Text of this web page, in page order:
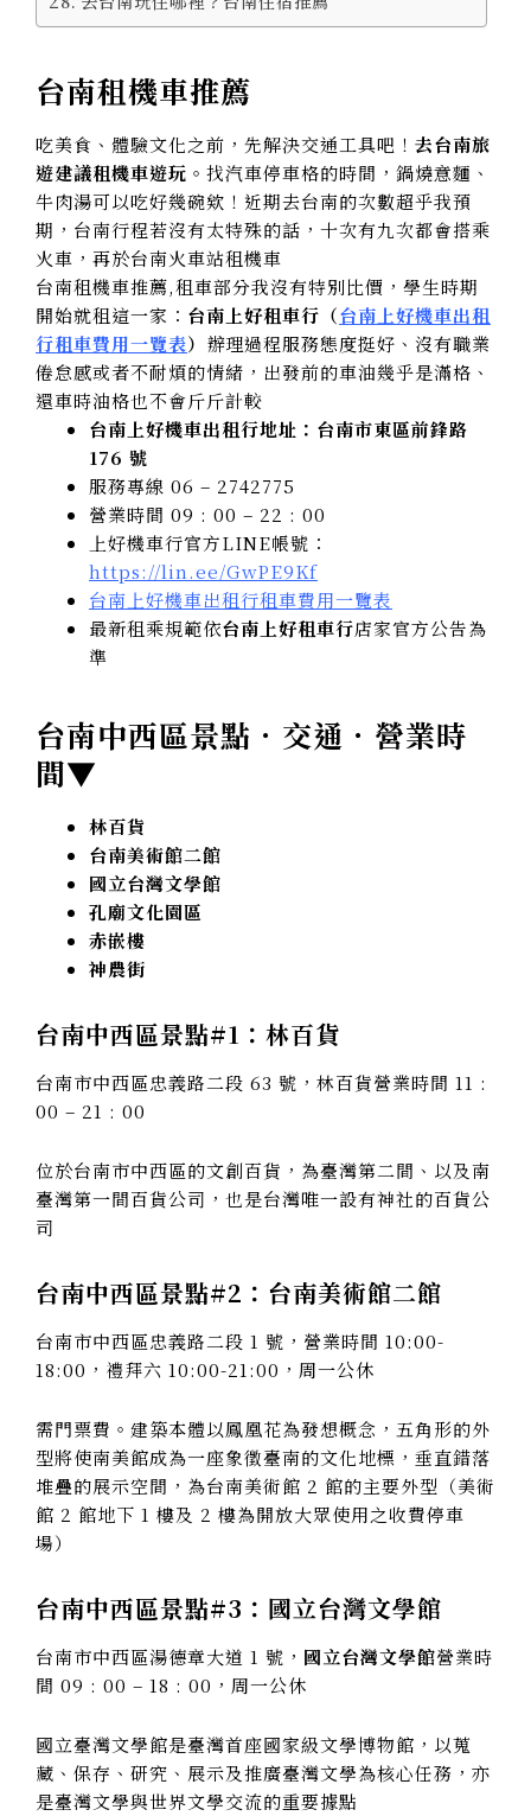
台南租機車推薦
吃美食、體驗文化之前，先解決交通工具吧！ 去台南旅
遊建議租機車遊玩 。找汽車停車格的時間，鍋燒意麵、
牛肉湯可以吃好幾碗欸！近期去台南的次數超乎我預
期，台南行程若沒有太特殊的話，十次有九次都會搭乘
火車，再於台南火車站租機車
台南租機車推薦,租車部分我沒有特別比價，學生時期
開始就租這一家： 台南上好租車行 （台南上好機車出租
行租車費用一覽表） 辦理過程服務態度挺好、沒有職業
倦怠感或者不耐煩的情緒，出發前的車油幾乎是滿格、
還車時油格也不會斤斤計較
台南上好機車出租行地址：台南市東區前鋒路
176 號
服務專線 06 – 2742775
營業時間 09 : 00 – 22 : 00
上好機車行官方LINE帳號：
https://lin.ee/GwPE9Kf
台南上好機車出租行租車費用一覽表
最新租乘規範依台南上好租車行店家官方公告為
準
台南中西區景點．交通．營業時
間▼
林百貨
台南美術館二館
國立台灣文學館
孔廟文化園區
赤嵌樓
神農街
台南中西區景點#1： 林百貨
台南市中西區忠義路二段 63 號，林百貨營業時間 11 :
00 – 21 : 00
位於台南市中西區的文創百貨，為臺灣第二間、以及南
臺灣第一間百貨公司，也是台灣唯一設有神社的百貨公
司
台南中西區景點#2： 台南美術館二館
台南市中西區忠義路二段 1 號，營業時間 10:00-
18:00，禮拜六 10:00-21:00，周一公休
需門票費。建築本體以鳳凰花為發想概念，五角形的外
型將使南美館成為一座象徵臺南的文化地標，垂直錯落
堆疊的展示空間，為台南美術館 2 館的主要外型（美術
館 2 館地下 1 樓及 2 樓為開放大眾使用之收費停車
場）
台南中西區景點#3： 國立台灣文學館
台南市中西區湯德章大道 1 號， 國立台灣文學館營業時
間 09 : 00 – 18 : 00，周一公休
國立臺灣文學館是臺灣首座國家級文學博物館，以蒐
藏、保存、研究、展示及推廣臺灣文學為核心任務，亦
是臺灣文學與世界文學交流的重要據點